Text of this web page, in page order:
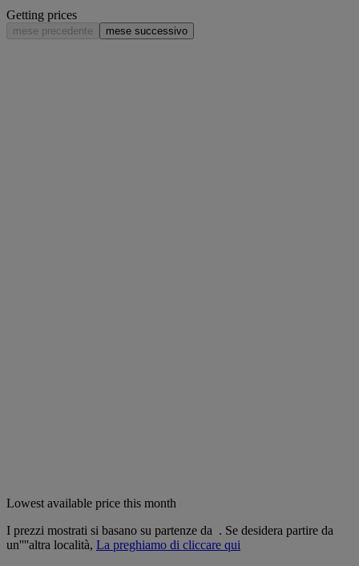
Getting prices
mese precedente mese successivo
Lowest available price this month
I prezzi mostrati si basano su partenze da . Se desidera partire da
un''''altra località, La preghiamo di cliccare qui